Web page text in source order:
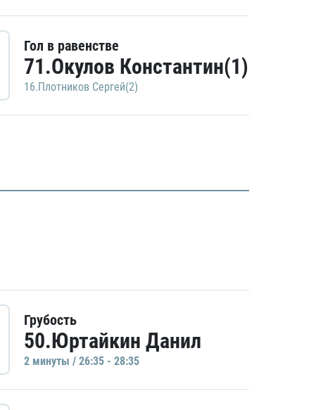
Гол в равенстве
71.Окулов Константин(1)
16.Плотников Сергей(2)
Грубость
50.Юртайкин Данил
2 минуты / 26:35 - 28:35